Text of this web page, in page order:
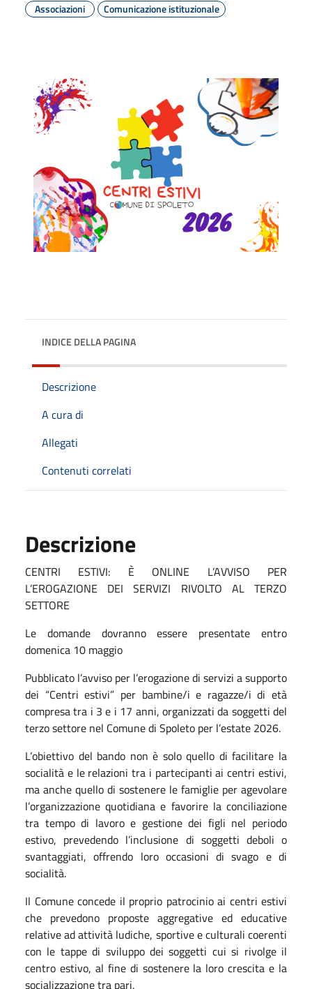
Associazioni
Comunicazione istituzionale
INDICE DELLA PAGINA
Descrizione
A cura di
Allegati
Contenuti correlati
Descrizione
CENTRI ESTIVI: È ONLINE L’AVVISO PER
L’EROGAZIONE DEI SERVIZI RIVOLTO AL TERZO
SETTORE
Le domande dovranno essere presentate entro
domenica 10 maggio
Pubblicato l’avviso per l’erogazione di servizi a supporto
dei “Centri estivi” per bambine/i e ragazze/i di età
compresa tra i 3 e i 17 anni, organizzati da soggetti del
terzo settore nel Comune di Spoleto per l’estate 2026.
L’obiettivo del bando non è solo quello di facilitare la
socialità e le relazioni tra i partecipanti ai centri estivi,
ma anche quello di sostenere le famiglie per agevolare
l’organizzazione quotidiana e favorire la conciliazione
tra tempo di lavoro e gestione dei figli nel periodo
estivo, prevedendo l’inclusione di soggetti deboli o
svantaggiati, offrendo loro occasioni di svago e di
socialità.
Il Comune concede il proprio patrocinio ai centri estivi
che prevedono proposte aggregative ed educative
relative ad attività ludiche, sportive e culturali coerenti
con le tappe di sviluppo dei soggetti cui si rivolge il
centro estivo, al fine di sostenere la loro crescita e la
socializzazione tra pari.